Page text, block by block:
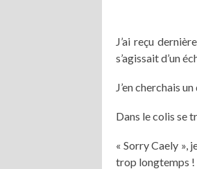
J’ai reçu
s’agissait d’un
J’en cherchais
Dans le colis se
« Sorry Caely »,
trop longtemps